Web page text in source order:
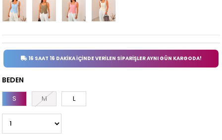
16 SAAT 16 DAKİKA İÇİNDE VERİLEN SİPARİŞLER AYNI GÜN KARGODA!
BEDEN
S M L